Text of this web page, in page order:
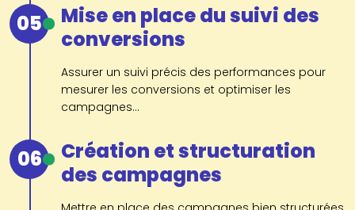
05
Mise en place du suivi des
conversions
Assurer un suivi précis des performances pour
mesurer les conversions et optimiser les
campagnes...
06
Création et structuration
des campagnes